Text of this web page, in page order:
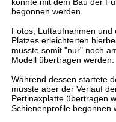
konnte mit dem Bau der
begonnen werden.
Fotos, Luftaufnahmen
Platzes erleichterten
musste somit "nur" noch
Modell übertragen werden.
Während dessen startete
musste aber der Verlauf
Pertinaxplatte übertragen
Schienenprofile begonnen